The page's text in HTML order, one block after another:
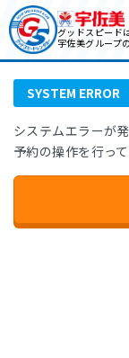
グッドスピード
宇佐美グループ
ホーム SYSTEM
SYSTEM ERROR
システムエラーが
予約の操作を行って